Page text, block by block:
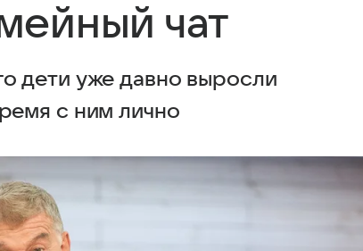
чат
дети уже давно выросли
с ним лично